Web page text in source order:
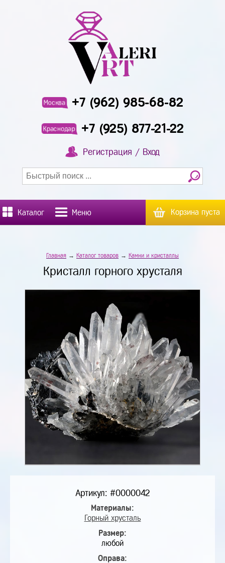
Москва +7 (962) 985-68-82
Краснодар +7 (925) 877-21-22
Регистрация / Вход
Каталог Меню Корзина пуста
Главная → Каталог товаров → Камни и кристаллы
Кристалл горного хрусталя
Артикул: #0000042
Материалы:
Горный хрусталь
Размер:
любой
Оправа: